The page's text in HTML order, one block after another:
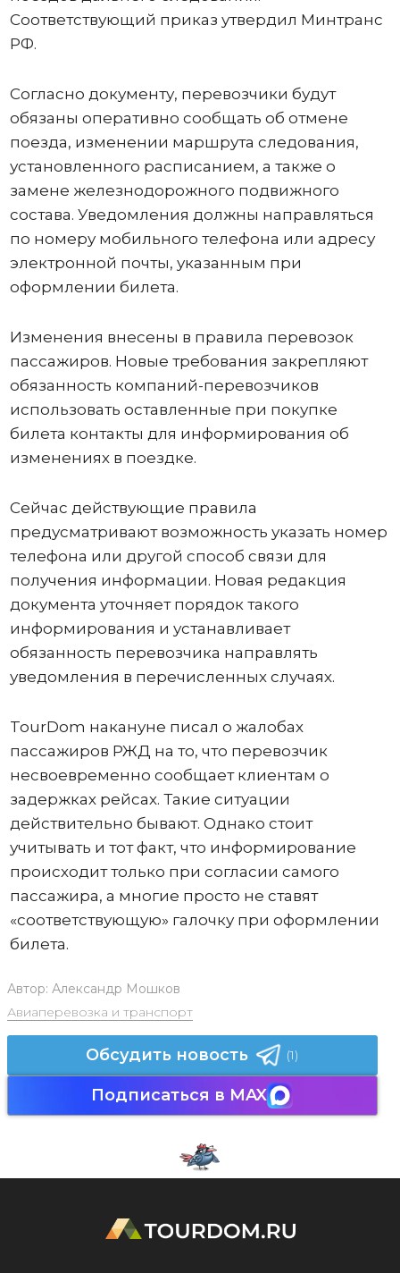
Соответствующий приказ утвердил Минтранс
РФ.
Согласно документу, перевозчики будут
обязаны оперативно сообщать об отмене
поезда, изменении маршрута следования,
установленного расписанием, а также о
замене железнодорожного подвижного
состава. Уведомления должны направляться
по номеру мобильного телефона или адресу
электронной почты, указанным при
оформлении билета.
Изменения внесены в правила перевозок
пассажиров. Новые требования закрепляют
обязанность компаний-перевозчиков
использовать оставленные при покупке
билета контакты для информирования об
изменениях в поездке.
Сейчас действующие правила
предусматривают возможность указать номер
телефона или другой способ связи для
получения информации. Новая редакция
документа уточняет порядок такого
информирования и устанавливает
обязанность перевозчика направлять
уведомления в перечисленных случаях.
TourDom накануне писал о жалобах
пассажиров РЖД на то, что перевозчик
несвоевременно сообщает клиентам о
задержках рейсах. Такие ситуации
действительно бывают. Однако стоит
учитывать и тот факт, что информирование
происходит только при согласии самого
пассажира, а многие просто не ставят
«соответствующую» галочку при оформлении
билета.
Автор: Александр Мошков
Авиаперевозка и транспорт
Обсудить новость (1)
Подписаться в MAX